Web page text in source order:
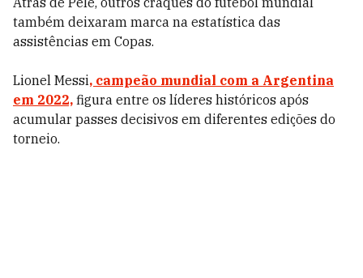
também deixaram marca na estatística das
assistências em Copas.
Lionel Messi, campeão mundial com a Argentina
em 2022, figura entre os líderes históricos após
acumular passes decisivos em diferentes edições do
torneio.